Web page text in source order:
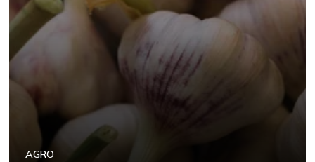
AGRO